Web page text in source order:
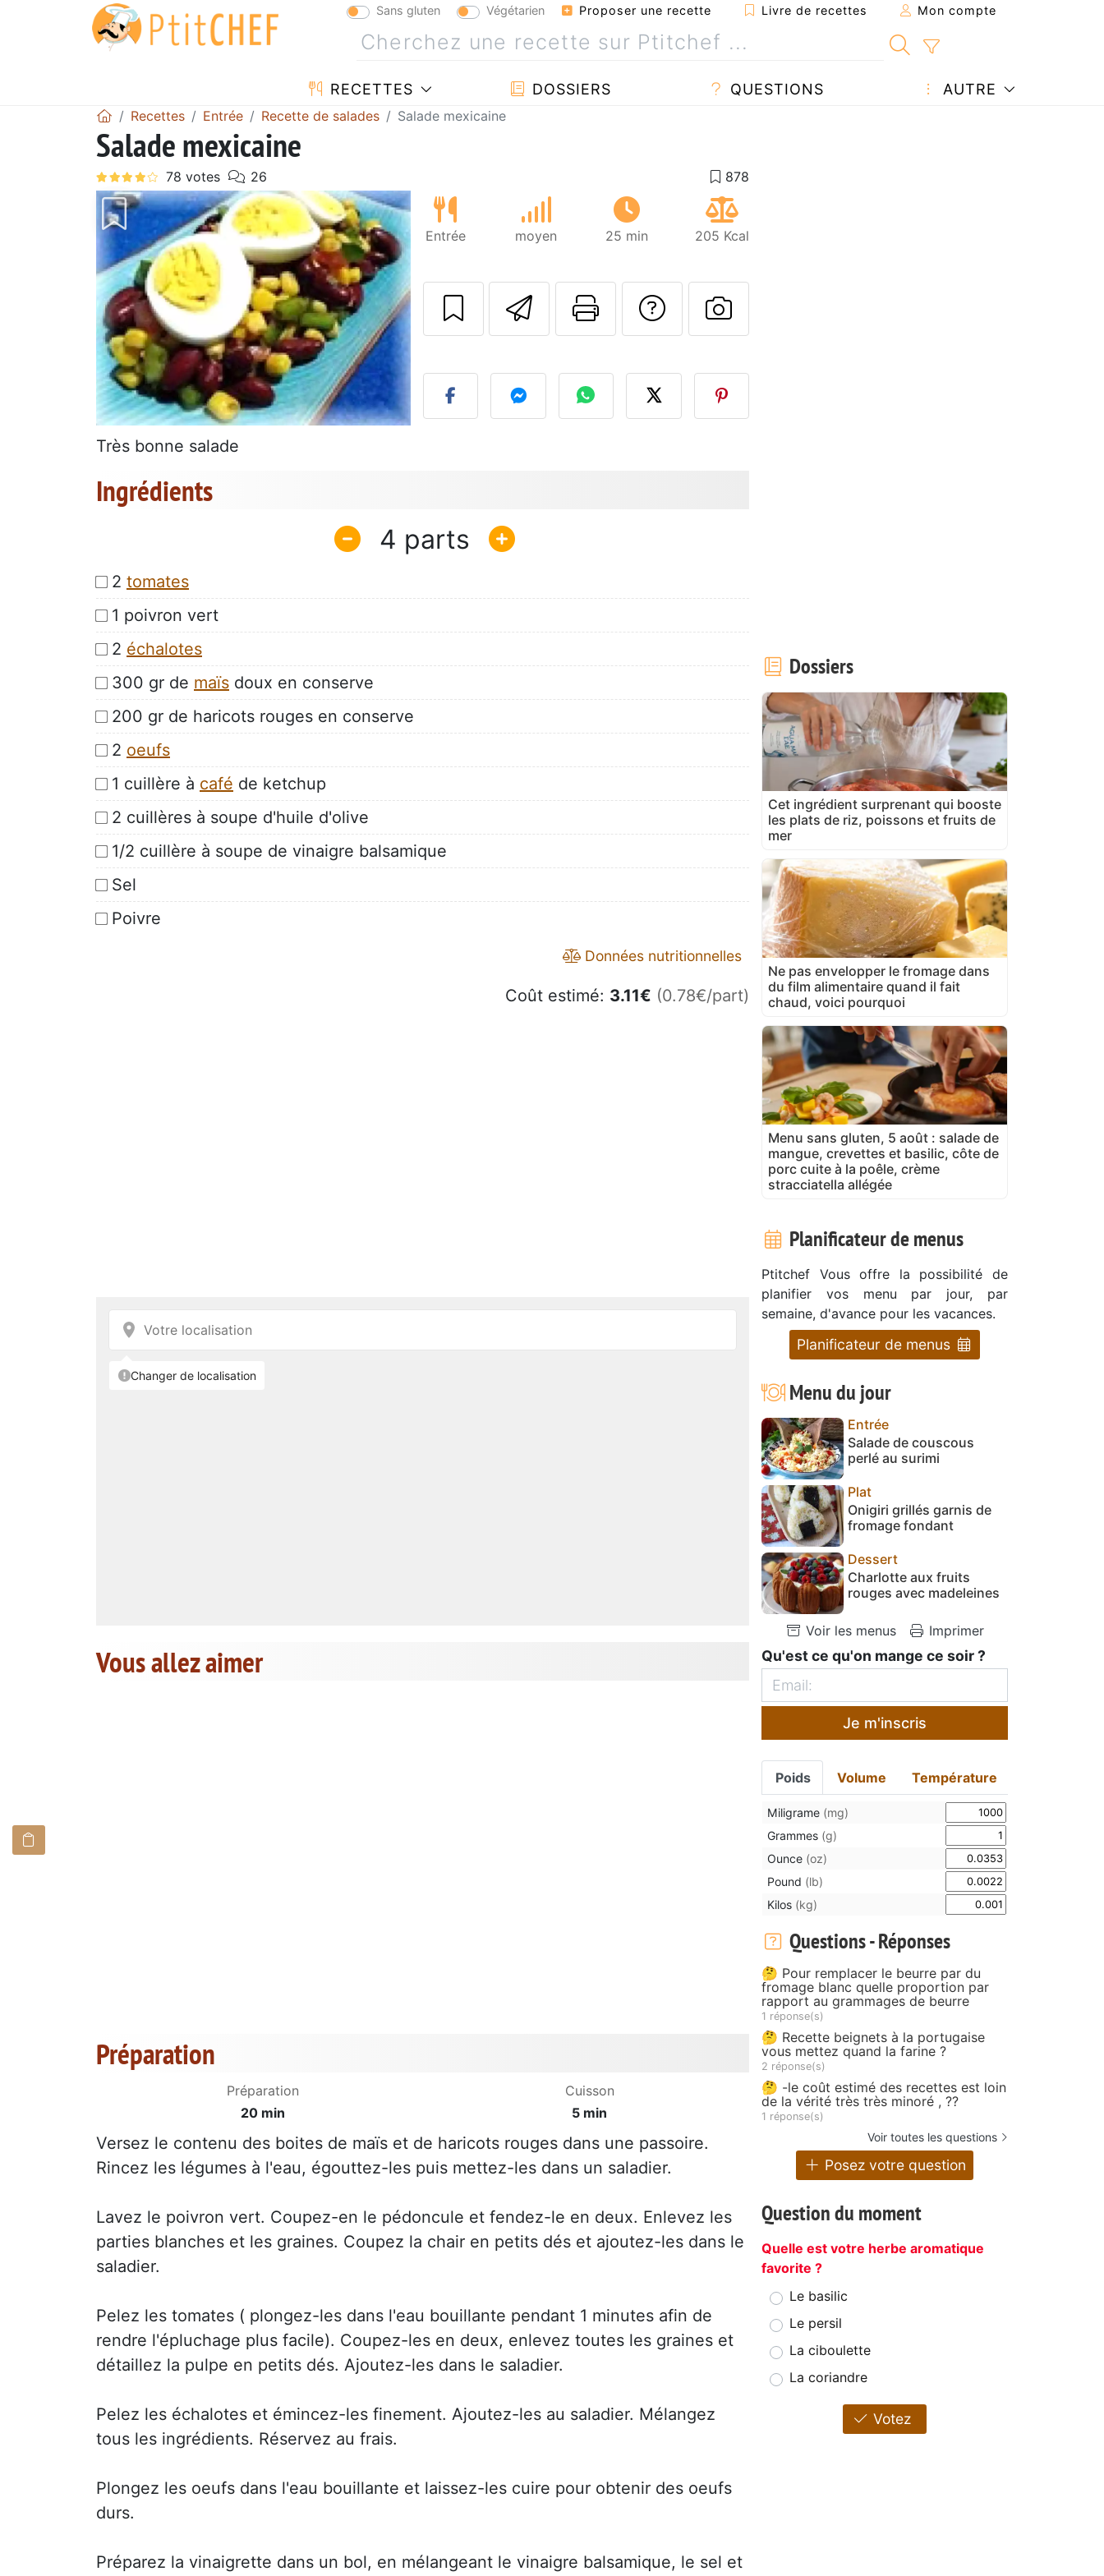
Sans gluten Végétarien Proposer une recette Livre de recettes Mon compte
RECETTES DOSSIERS QUESTIONS AUTRE
Recettes Entrée Recette de salades Salade mexicaine
Salade mexicaine
Entrée moyen 25 min 205 Kcal
Envoyer cette recette à un ami
Imprimer cette page
Poser une question à l'auteur
Publier votre photo de cette
Très bonne salade
Ingrédients
4
2 tomates
1 poivron vert
2 échalotes
300 gr de maïs doux en conserve
200 gr de haricots rouges en conserve
2 oeufs
1 cuillère à café de ketchup
2 cuillères à soupe d'huile d'olive
1/2 cuillère à soupe de vinaigre balsamique
Sel
Poivre
Données nutritionnelles
Coût estimé: 3.11€ (0.78€/part)
Vous allez aimer
Préparation
Préparation
20 min
Cuisson
5 min
Versez le contenu des boites de maïs et de haricots rouges dans une passoire.
Rincez les légumes à l'eau, égouttez-les puis mettez-les dans un saladier.
Lavez le poivron vert. Coupez-en le pédoncule et fendez-le en deux. Enlevez les
parties blanches et les graines. Coupez la chair en petits dés et ajoutez-les dans le
saladier.
Pelez les tomates ( plongez-les dans l'eau bouillante pendant 1 minutes afin de
rendre l'épluchage plus facile). Coupez-les en deux, enlevez toutes les graines et
détaillez la pulpe en petits dés. Ajoutez-les dans le saladier.
Pelez les échalotes et émincez-les finement. Ajoutez-les au saladier. Mélangez
tous les ingrédients. Réservez au frais.
Plongez les oeufs dans l'eau bouillante et laissez-les cuire pour obtenir des oeufs
durs.
Préparez la vinaigrette dans un bol, en mélangeant le vinaigre balsamique, le sel et
Dossiers
Cet ingrédient surprenant qui booste
les plats de riz, poissons et fruits de
mer
Ne pas envelopper le fromage dans
du film alimentaire quand il fait
chaud, voici pourquoi
Menu sans gluten, 5 août : salade de
mangue, crevettes et basilic, côte de
porc cuite à la poêle, crème
stracciatella allégée
Planificateur de menus
Ptitchef Vous offre la possibilité de
planifier vos menu par jour, par
semaine, d'avance pour les vacances.
Planificateur de menus
Menu du jour
Entrée
Salade de couscous
perlé au surimi
Plat
Onigiri grillés garnis de
fromage fondant
Dessert
Charlotte aux fruits
rouges avec madeleines
Voir les menus Imprimer
Qu'est ce qu'on mange ce soir ?
Je m'inscris
Poids Volume Température
Miligrame (mg)
Grammes (g)
Ounce (oz)
Pound (lb)
Kilos (kg)
Questions - Réponses
🤔 Pour remplacer le beurre par du
fromage blanc quelle proportion par
rapport au grammages de beurre
1 réponse(s)
🤔 Recette beignets à la portugaise
vous mettez quand la farine ?
2 réponse(s)
🤔 -le coût estimé des recettes est loin
de la vérité très très minoré , ??
1 réponse(s)
Voir toutes les questions
Posez votre question
Question du moment
Quelle est votre herbe aromatique
favorite ?
Le basilic
Le persil
La ciboulette
La coriandre
Votez